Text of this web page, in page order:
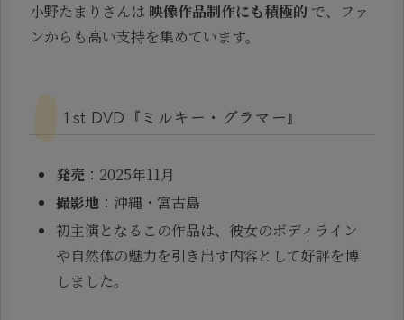
小野たまりさんは 映像作品制作にも積極的 で、ファ
ンからも高い支持を集めています。
1st DVD『ミルキー・グラマー』
発売 ：2025年11月
撮影地 ：沖縄・宮古島
初主演となるこの作品は、彼女のボディライン
や自然体の魅力を引き出す内容として好評を博
しました。